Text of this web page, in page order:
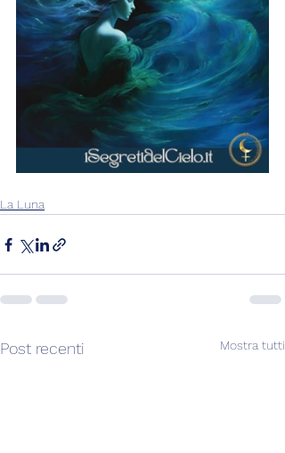
La Luna
Post recenti Mostra tutti